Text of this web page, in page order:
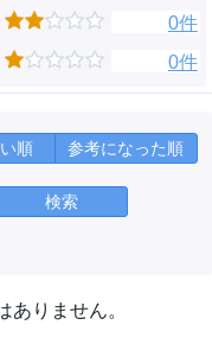
0件
0件
順 参考になった順
検索
ありません。